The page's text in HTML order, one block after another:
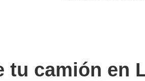
tu camión en